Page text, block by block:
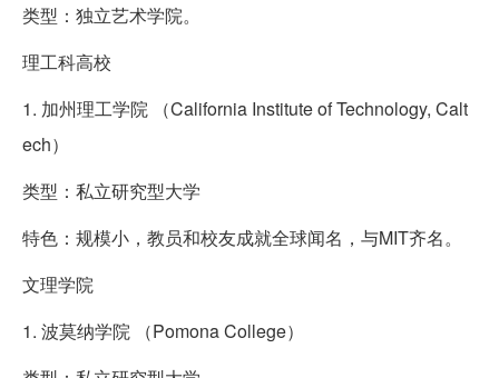
类型：独立艺术学院。
理工科高校
1. 加州理工学院 （California Institute of Technology, Calt
ech）
类型：私立研究型大学
特色：规模小，教员和校友成就全球闻名，与MIT齐名。
文理学院
1. 波莫纳学院 （Pomona College）